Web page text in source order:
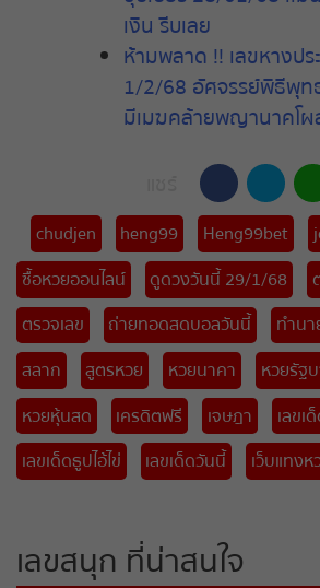
เงิน รีบเลย
ห้ามพลาด !! เลขหางป
1/2/68 อัศจรรย์พิธีพุท
มีเมฆคล้ายพญานาคโผ
chudjen heng99 Heng99bet
ซื้อหวยออนไลน์
ดูดวงวันนี้ 29/1/68
ตรวจเลข
ถ่ายทอดสดบอลวันนี้ ทำน
สลาก
สูตรหวย หวยนาคา หวยรัฐ
หวยหุ้นสด
เครดิตฟรี เจษฎา
เลขเ
เลขเด็ดธูปไอ้ไข่
เลขเด็ดวันนี้ เว็บแทง
เลขสนุก ที่น่าสนใจ